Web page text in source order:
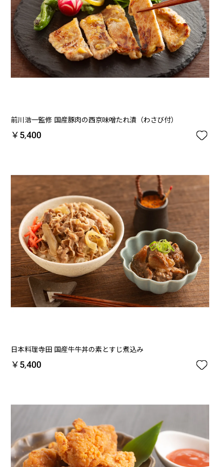
前川浩一監修 国産豚肉の西京味噌たれ漬（わさび付）
￥5,400 
日本料理寺田 国産牛牛丼の素とすじ煮込み
￥5,400 